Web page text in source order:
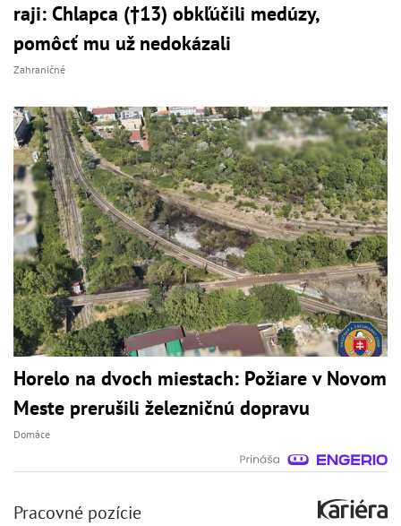
raji: Chlapca (†13) obkľúčili medúzy,
pomôcť mu už nedokázali
Zahraničné
Horelo na dvoch miestach: Požiare v Novom
Meste prerušili železničnú dopravu
Domáce
Pracovné pozície